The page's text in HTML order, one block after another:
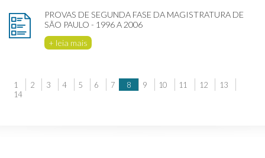
PROVAS DE SEGUNDA FASE DA MAGISTRATURA DE
SÃO PAULO - 1996 A 2006
+ leia mais
1 2 3 4 5 6 7 8 9 10 11 12
13
14